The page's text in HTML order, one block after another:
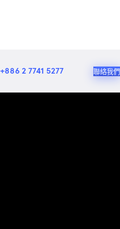
+886 2 7741 5277 聯絡我們